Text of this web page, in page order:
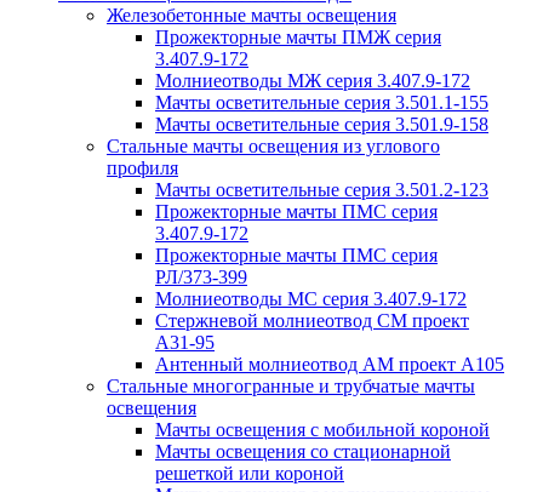
Железобетонные мачты освещения
Прожекторные мачты ПМЖ серия
3.407.9-172
Молниеотводы МЖ серия 3.407.9-172
Мачты осветительные серия 3.501.1-155
Мачты осветительные серия 3.501.9-158
Стальные мачты освещения из углового
профиля
Мачты осветительные серия 3.501.2-123
Прожекторные мачты ПМС серия
3.407.9-172
Прожекторные мачты ПМС серия
РЛ/373-399
Молниеотводы МС серия 3.407.9-172
Стержневой молниеотвод СМ проект
А31-95
Антенный молниеотвод АМ проект А105
Стальные многогранные и трубчатые мачты
освещения
Мачты освещения с мобильной короной
Мачты освещения со стационарной
решеткой или короной